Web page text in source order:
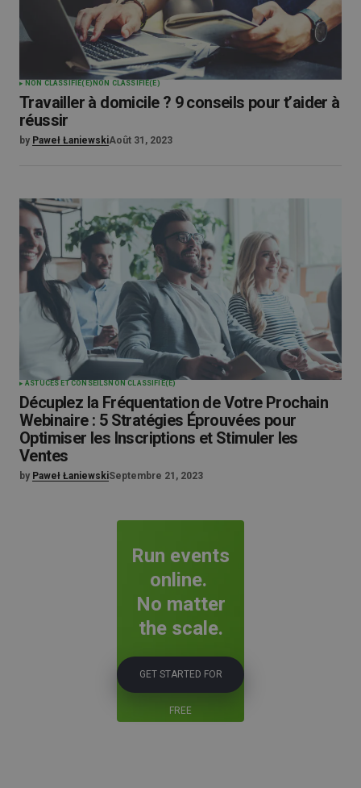
NON CLASSIFIÉ(E) NON CLASSIFIÉ(E)
Travailler à domicile ? 9 conseils pour t’aider à
réussir
by Paweł ŁaniewskiAoût 31, 2023
ASTUCES ET CONSEILS NON CLASSIFIÉ(E)
Décuplez la Fréquentation de Votre Prochain
Webinaire : 5 Stratégies Éprouvées pour
Optimiser les Inscriptions et Stimuler les
Ventes
by Paweł ŁaniewskiSeptembre 21, 2023
Run events
online.
No matter
the scale.
GET STARTED FOR
FREE